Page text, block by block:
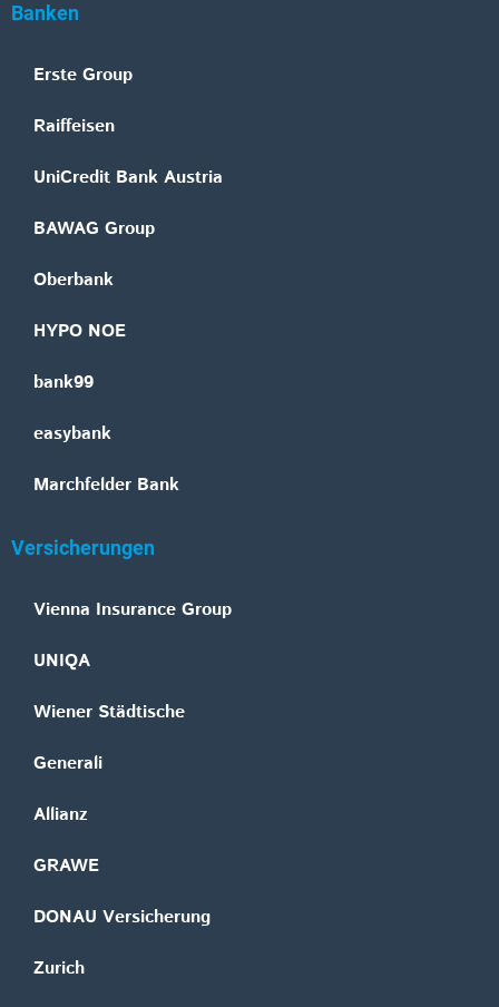
Banken
Erste Group
Raiffeisen
UniCredit Bank Austria
BAWAG Group
Oberbank
HYPO NOE
bank99
easybank
Marchfelder Bank
Versicherungen
Vienna Insurance Group
UNIQA
Wiener Städtische
Generali
Allianz
GRAWE
DONAU Versicherung
Zurich